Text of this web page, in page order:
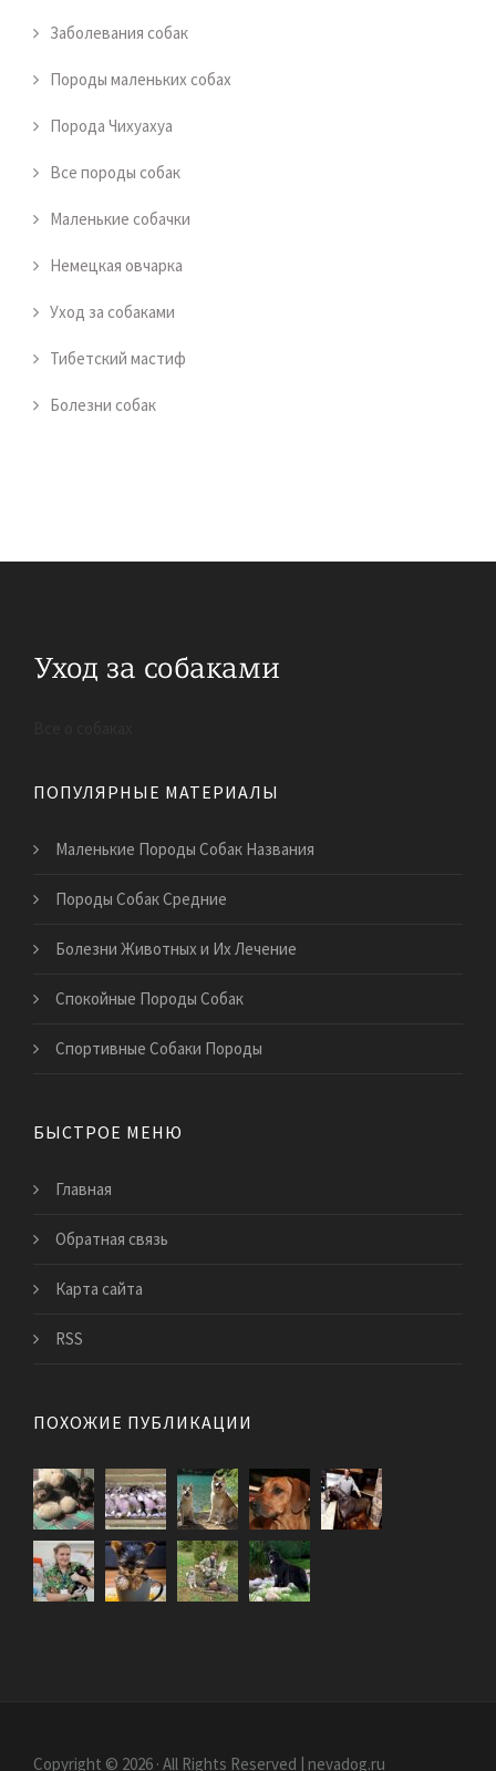
Заболевания собак
Породы маленьких собах
Порода Чихуахуа
Все породы собак
Маленькие собачки
Немецкая овчарка
Уход за собаками
Тибетский мастиф
Болезни собак
ПОПУЛЯРНЫЕ МАТЕРИАЛЫ
Маленькие Породы Собак Названия
Породы Собак Средние
Болезни Животных и Их Лечение
Спокойные Породы Собак
Спортивные Собаки Породы
БЫСТРОЕ МЕНЮ
Главная
Обратная связь
Карта сайта
RSS
ПОХОЖИЕ ПУБЛИКАЦИИ
Copyright © 2026 · All Rights Reserved | nevadog.ru